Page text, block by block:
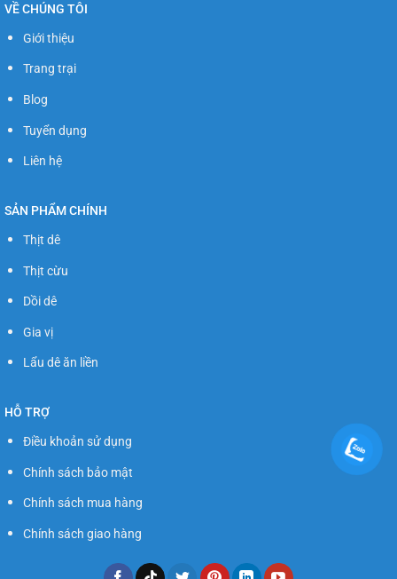
VỀ CHÚNG TÔI
Giới thiệu
Trang trại
Blog
Tuyển dụng
Liên hệ
SẢN PHẨM CHÍNH
Thịt dê
Thịt cừu
Dồi dê
Gia vị
Lẩu dê ăn liền
HỖ TRỢ
Điều khoản sử dụng
Chính sách bảo mật
Chính sách mua hàng
Chính sách giao hàng